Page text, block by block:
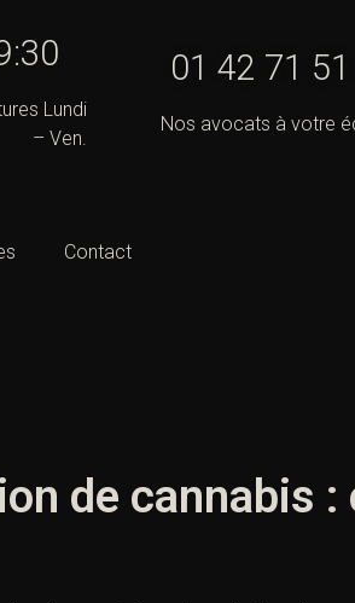
Lundi
– Ven.
01 42 71
Nos avocats à votre
Contact
de cannabis :